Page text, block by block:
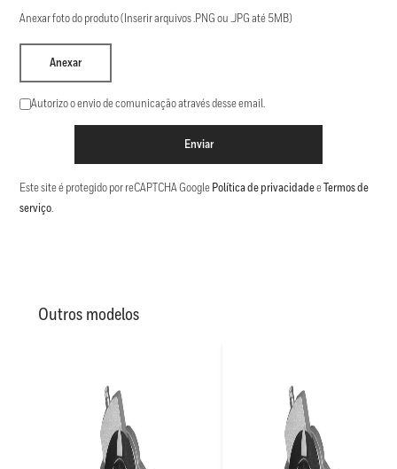
Anexar foto do produto (Inserir arquivos .PNG ou .JPG até 5MB)
Anexar
Autorizo o envio de comunicação através desse email.
Enviar
Este site é protegido por reCAPTCHA Google Política de privacidadee Termos de
serviço.
Outros modelos